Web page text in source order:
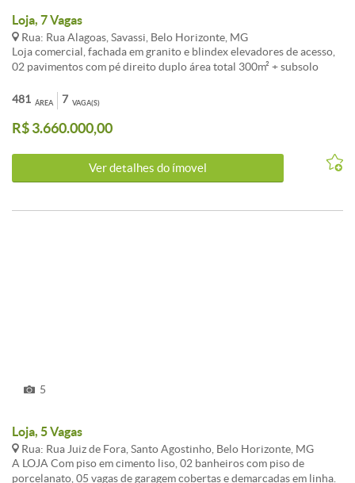
Loja, 7 Vagas
Rua: Rua Alagoas, Savassi, Belo Horizonte, MG
Loja comercial, fachada em granito e blindex elevadores de acesso,
02 pavimentos com pé direito duplo área total 300m² + subsolo
salões amplos sem área de exclusão, permitindo criar múltiplos
ambientes. Unidade autônoma sem taxa de condomínio . Excelente
potencial para locação ótimo para investidores.
ÁREA
481 VAGA(S)
7
R$ 3.660.000,00
Ver detalhes do ímovel
5
Loja, 5 Vagas
Rua: Rua Juiz de Fora, Santo Agostinho, Belo Horizonte, MG
A LOJA Com piso em cimento liso, 02 banheiros com piso de
porcelanato, 05 vagas de garagem cobertas e demarcadas em linha.